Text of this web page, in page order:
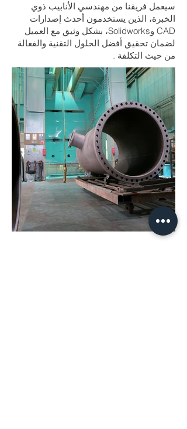
سيعمل فريقنا من مهندسي الأنابيب ذوي
الخبرة، الذين يستخدمون أحدث إصدارات
CAD وSolidworks، بشكل وثيق مع العميل
لضمان تحقيق أفضل الحلول التقنية والفعالة
من حيث التكلفة .